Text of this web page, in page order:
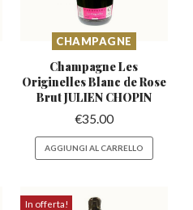
CHAMPAGNE
Champagne Les
Originelles Blanc de Rose
Brut JULIEN CHOPIN
€35.00
AGGIUNGI AL CARRELLO
In offerta!